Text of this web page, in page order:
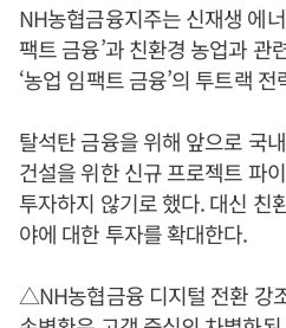
NH농협금융지주는 신재생 에
팩트 금융’과 친환경 농업과 관
‘농업 임팩트 금융’의 투트랙
탈석탄 금융을 위해 앞으로 국
건설을 위한 신규 프로젝트 파
투자하지 않기로 했다. 대신 친
야에 대한 투자를 확대한다.
△NH농협금융 디지털 전환 강